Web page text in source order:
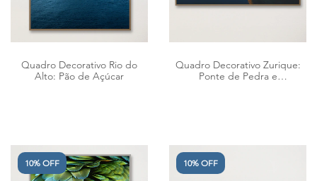
Quadro Decorativo Rio do
Alto: Pão de Açúcar
Quadro Decorativo Zurique:
Ponte de Pedra e
10% OFF 10% OFF